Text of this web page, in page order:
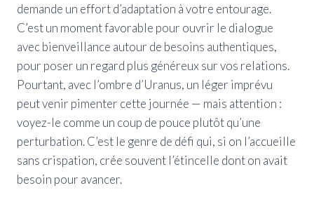
demande un effort d’adaptation à votre entourage.
C’est un moment favorable pour ouvrir le dialogue
avec bienveillance autour de besoins authentiques,
pour poser un regard plus généreux sur vos relations.
Pourtant, avec l’ombre d’Uranus, un léger imprévu
peut venir pimenter cette journée — mais attention :
voyez-le comme un coup de pouce plutôt qu’une
perturbation. C’est le genre de défi qui, si on l’accueille
sans crispation, crée souvent l’étincelle dont on avait
besoin pour avancer.